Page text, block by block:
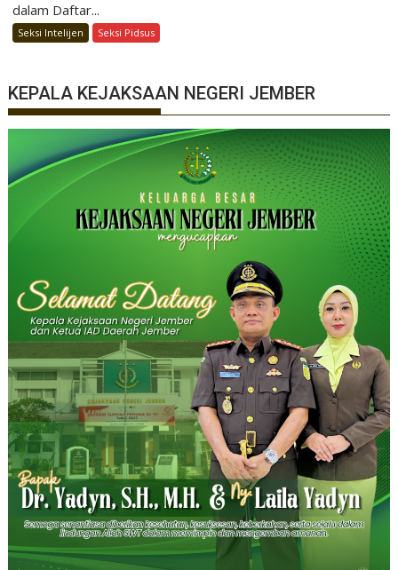
dalam Daftar...
Seksi Intelijen Seksi Pidsus
KEPALA KEJAKSAAN NEGERI JEMBER